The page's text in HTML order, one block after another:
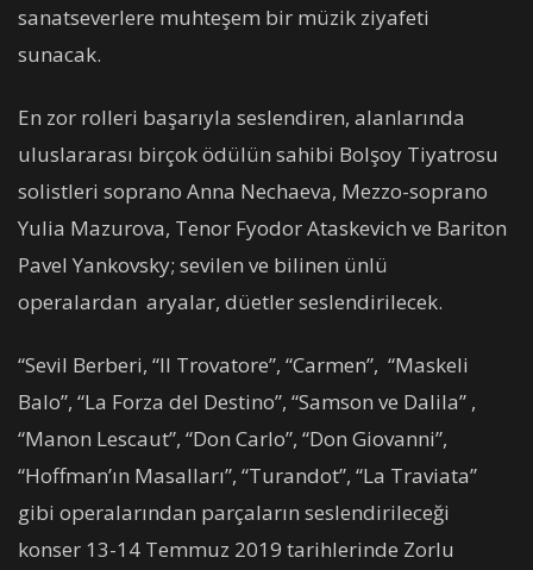
sanatseverlere muhteşem bir müzik ziyafeti
sunacak.
En zor rolleri başarıyla seslendiren, alanlarında
uluslararası birçok ödülün sahibi Bolşoy Tiyatrosu
solistleri soprano Anna Nechaeva, Mezzo-soprano
Yulia Mazurova, Tenor Fyodor Ataskevich ve Bariton
Pavel Yankovsky; sevilen ve bilinen ünlü
operalardan aryalar, düetler seslendirilecek.
“Sevil Berberi, “Il Trovatore”, “Carmen”, “Maskeli
Balo”, “La Forza del Destino”, “Samson ve Dalila” ,
“Manon Lescaut”, “Don Carlo”, “Don Giovanni”,
“Hoffman’ın Masalları”, “Turandot”, “La Traviata”
gibi operalarından parçaların seslendirileceği
konser 13-14 Temmuz 2019 tarihlerinde Zorlu